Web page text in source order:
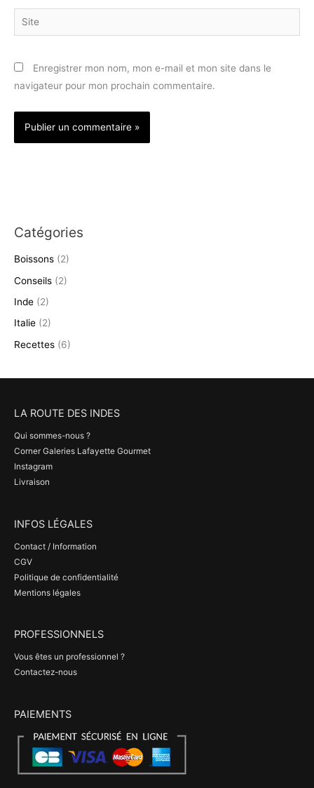
Site
Enregistrer mon nom, mon e-mail et mon site dans le
navigateur pour mon prochain commentaire.
Catégories
Boissons (2)
Conseils (2)
Inde (2)
Italie (2)
Recettes (6)
LA ROUTE DES INDES
Qui sommes-nous ?
Corner Galeries Lafayette Gourmet
Instagram
Livraison
INFOS LÉGALES
Contact / Information
CGV
Politique de confidentialité
Mentions légales
PROFESSIONNELS
Vous êtes un professionnel ?
Contactez-nous
PAIEMENTS